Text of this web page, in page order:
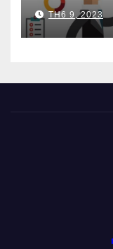
TH6 9, 2023